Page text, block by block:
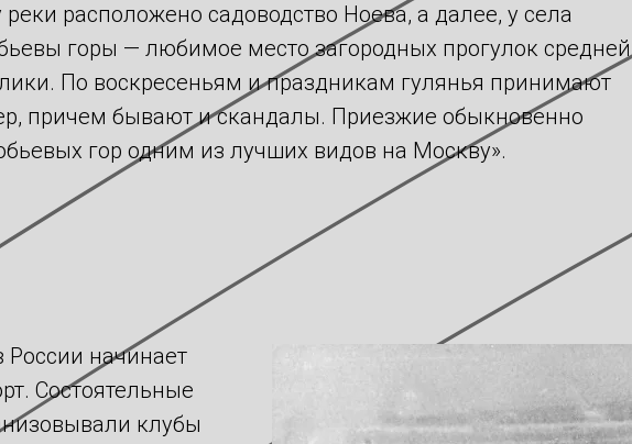
расположено садоводство Ноева, а далее, у села
горы — любимое место загородных прогулок средней
По воскресеньям и праздникам гулянья принимают
причем бывают и скандалы. Приезжие обыкновенно
гор одним из лучших видов на Москву».
России начинает
Состоятельные
клубы